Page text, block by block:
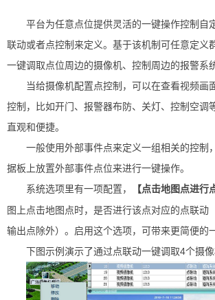
平台为任意点位提供灵活的一键操作控制自
联动或者点控制来定义。基于该机制可任意定义
一键调取点位周边的摄像机、控制周边的报警系
当给摄像机配置点控制，可以在查看视频画
控制，比如开门、报警器布防、关灯、控制空调
直观和便捷。
一般使用外部事件点来定义一组相关的控制
据板上放置外部事件点位来进行一键操作。
系统选项里有一项配置，
【点击地图点进行
图上点击地图点时，是否进行该点对应的点联动
输出点除外）。启用这个选项，可带来更简便的
下图示例演示了通过点联动一键调取4个摄像